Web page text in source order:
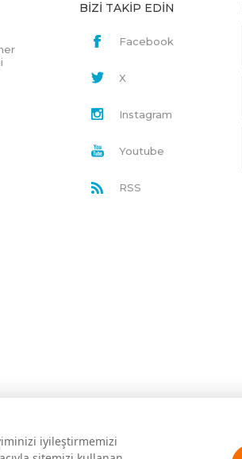
iyileştirmemizi
BİZİ TAKİP EDİN
Facebook
X
Instagram
Youtube
RSS